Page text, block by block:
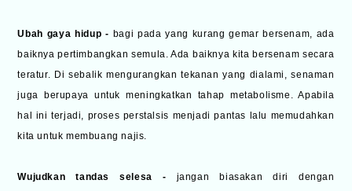
Ubah gaya hidup - bagi pada yang kurang gemar bersenam, ada
baiknya pertimbangkan semula. Ada baiknya kita bersenam secara
teratur. Di sebalik mengurangkan tekanan yang dialami, senaman
juga berupaya untuk meningkatkan tahap metabolisme. Apabila
hal ini terjadi, proses perstalsis menjadi pantas lalu memudahkan
kita untuk membuang najis.
Wujudkan tandas selesa - jangan biasakan diri dengan